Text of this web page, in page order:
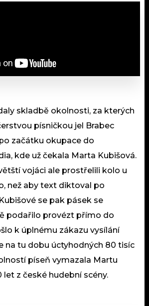
skladbě okolnosti, za kterých
písničkou jel Brabec
začátku okupace do
kde už čekala Marta Kubišová.
vojáci ale prostřelili kolo u
než aby text diktoval po
se pak pásek se
podařilo provézt přímo do
k úplnému zákazu vysílání
na tu dobu úctyhodných 80 tisíc
píseň vymazala Martu
let z české hudební scény.